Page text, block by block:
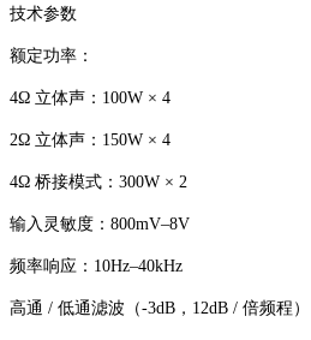
技术参数
额定功率：
4Ω 立体声：100W × 4
2Ω 立体声：150W × 4
4Ω 桥接模式：300W × 2
输入灵敏度：800mV–8V
频率响应：10Hz–40kHz
高通 / 低通滤波（-3dB，12dB / 倍频程）